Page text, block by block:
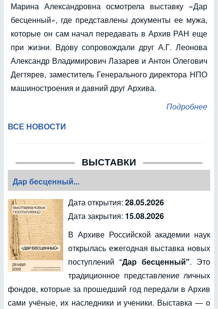
Марина Александровна осмотрела выставку «Дар
бесценный», где представлены документы ее мужа,
которые он сам начал передавать в Архив РАН еще
при жизни. Вдову сопровождали друг А.Г. Леонова
Александр Владимирович Лазарев и Антон Олегович
Дегтярев, заместитель Генерального директора НПО
машиностроения и давний друг Архива.
Подробнее
ВСЕ НОВОСТИ
ВЫСТАВКИ
Дар бесценный...
Дата открытия: 28.05.2026
Дата закрытия: 15.08.2026
В Архиве Российской академии наук
открылась ежегодная выставка новых
поступлений "Дар бесценный". Это
традиционное представление личных
фондов, которые за прошедший год передали в Архив
сами учёные, их наследники и ученики. Выставка — о